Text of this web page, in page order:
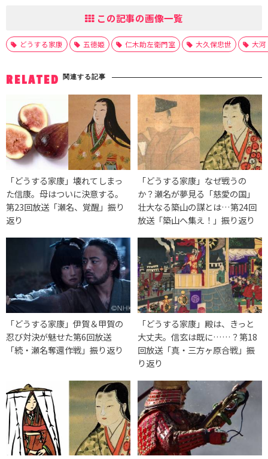
この記事の画像一覧
どうする家康 五徳姫 仁木助左衛門室 大久保忠世 大河
RELATED 関連する記事
「どうする家康」壊れてしまっ
た信康。母はついに決意する。
第23回放送「瀬名、覚醒」振り
返り
「どうする家康」なぜ戦うの
か？瀬名が夢見る「慈愛の国」
壮大なる築山の謀とは…第24回
放送「築山へ集え！」振り返り
「どうする家康」伊賀＆甲賀の
忍び対決が魅せた第6回放送
「続・瀬名奪還作戦」振り返り
「どうする家康」殿は、きっと
大丈夫。信玄は既に……？第18
回放送「真・三方ヶ原合戦」振
り返り